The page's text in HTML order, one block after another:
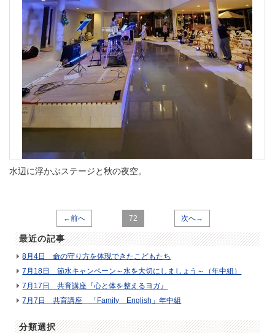
水辺に浮かぶステージと秋の夜空。
←前へ 72 次へ→
最近の記事
8月4日 命の守り方を体現できたこどもたち
7月18日 節水キャンペーン～水を大切にしましょう～（年中組）
7月17日 共育講座『心と体を整えるヨガ』
7月7日 共育講座 「Family English」年中組
分類選択